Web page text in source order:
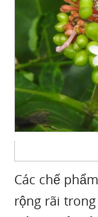
Các chế
rộng rãi